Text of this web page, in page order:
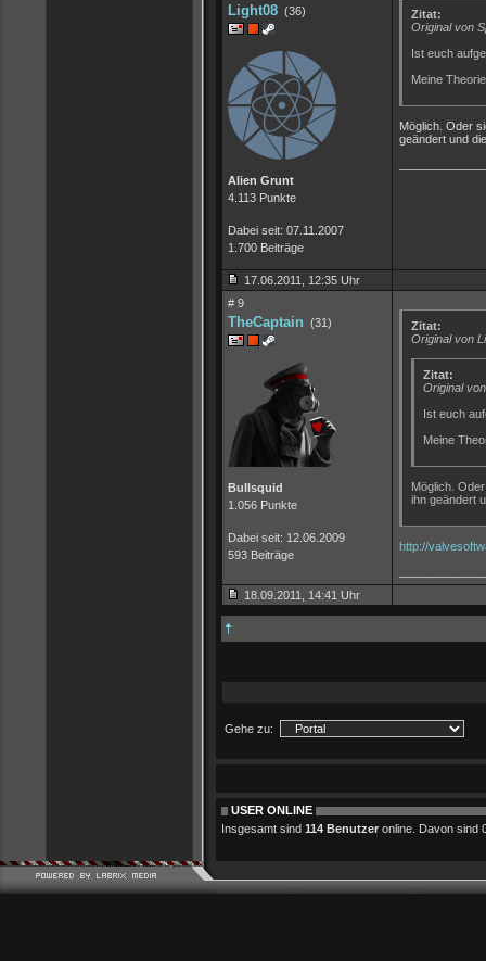
Light08 (36)
Alien Grunt
4.113 Punkte
Dabei seit: 07.11.2007
1.700 Beiträge
Zitat:
Original von
Ist euch
Meine
Möglich. Oder
geändert und
17.06.2011, 12:35 Uhr
# 9
TheCaptain (31)
Bullsquid
1.056 Punkte
Dabei seit: 12.06.2009
593 Beiträge
Zitat:
Original von
Zitat:
Original
Ist euch
Meine
Möglich.
ihn geändert
http://
18.09.2011, 14:41 Uhr
Gehe zu:
USER ONLINE
Insgesamt sind 114 Benutzer online. Davon sind